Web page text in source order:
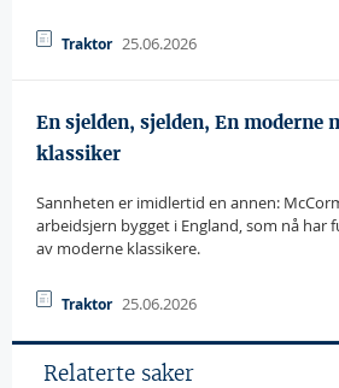
Traktor 25.06.2026
En sjelden, sjelden, En moderne
klassiker
Sannheten er imidlertid en annen:
arbeidsjern bygget i England, som nå har
av moderne klassikere.
Traktor 25.06.2026
Relaterte saker